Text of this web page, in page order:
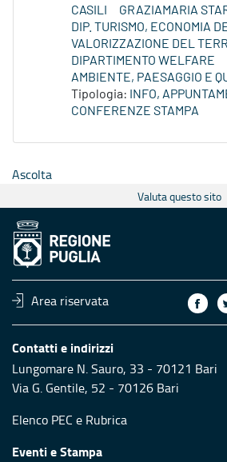
CASILI
GRAZIAMARIA
DIP. TURISMO, ECONOMIA
VALORIZZAZIONE DEL
DIPARTIMENTO WELFARE
AMBIENTE, PAESAGGIO E
Tipologia:
INFO,
CONFERENZE STAMPA
Ascolta
Valuta questo sito
Area riservata
Contatti e indirizzi
Lungomare N. Sauro, 33 - 70121 Bari
Via G. Gentile, 52 - 70126 Bari
Elenco PEC e Rubrica
Eventi e Stampa